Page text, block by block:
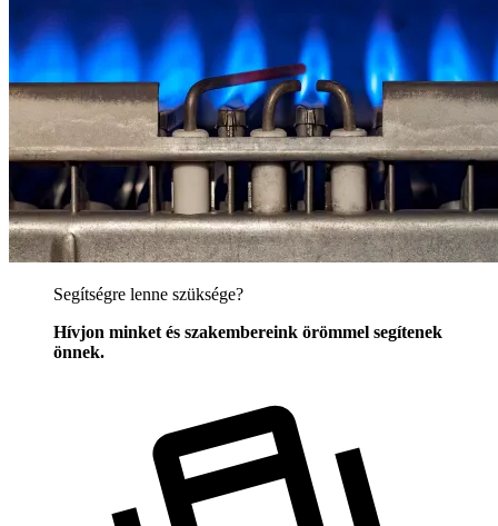
Segítségre lenne szüksége?
Hívjon minket és szakembereink örömmel segítenek
önnek.